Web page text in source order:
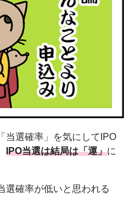
当選確率」を気にしてIPO
IPO当選は結局は「運」に
選確率が低いと思われる